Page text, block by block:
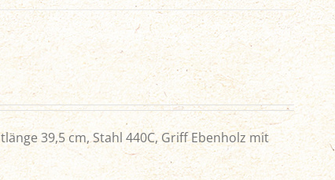
39,5 cm, Stahl 440C, Griff Ebenholz mit